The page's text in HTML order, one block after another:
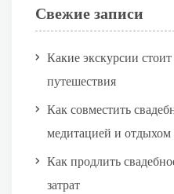
Свежие записи
Какие экскурсии
путешествия
Как совместить
медитацией и
Как продлить
затрат